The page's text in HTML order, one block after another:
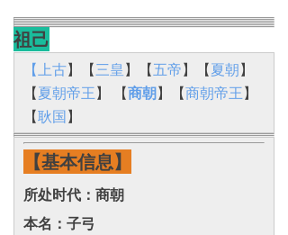
祖己
【上古】【三皇】【五帝】【夏朝】
【夏朝帝王】 【商朝】【商朝帝王】
【耿国】
【基本信息】
所处时代：商朝
本名：子弓